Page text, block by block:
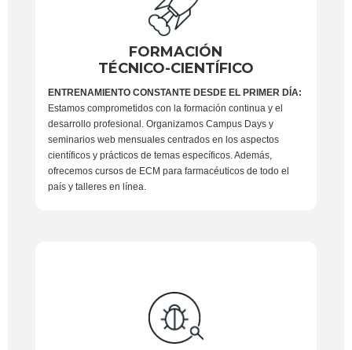
FORMACIÓN
TÉCNICO-CIENTÍFICO
ENTRENAMIENTO CONSTANTE DESDE EL PRIMER DÍA:
Estamos comprometidos con la formación continua y el
desarrollo profesional. Organizamos Campus Days y
seminarios web mensuales centrados en los aspectos
científicos y prácticos de temas específicos. Además,
ofrecemos cursos de ECM para farmacéuticos de todo el
país y talleres en línea.